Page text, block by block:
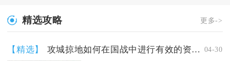
精选攻略 更多->
【精选】 攻城掠地如何在国战中进行有效的资源管理 04-30